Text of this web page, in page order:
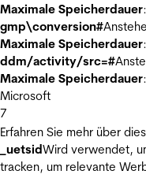
Maximale Speicherdauer
gmp\conversion#
Maximale Speicherdauer
ddm/activity/src=#
Maximale Speicherdauer
Microsoft
7
Erfahren Sie mehr über
_uetsidWird verwendet,
tracken, um relevante